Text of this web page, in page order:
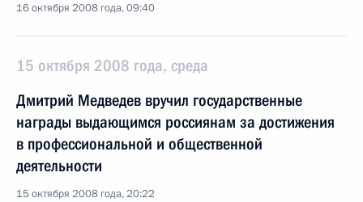
16 октября 2008 года, 09:40
15 октября 2008 года, среда
Дмитрий Медведев вручил государственные
награды выдающимся россиянам за достижения
в профессиональной и общественной
деятельности
15 октября 2008 года, 20:22